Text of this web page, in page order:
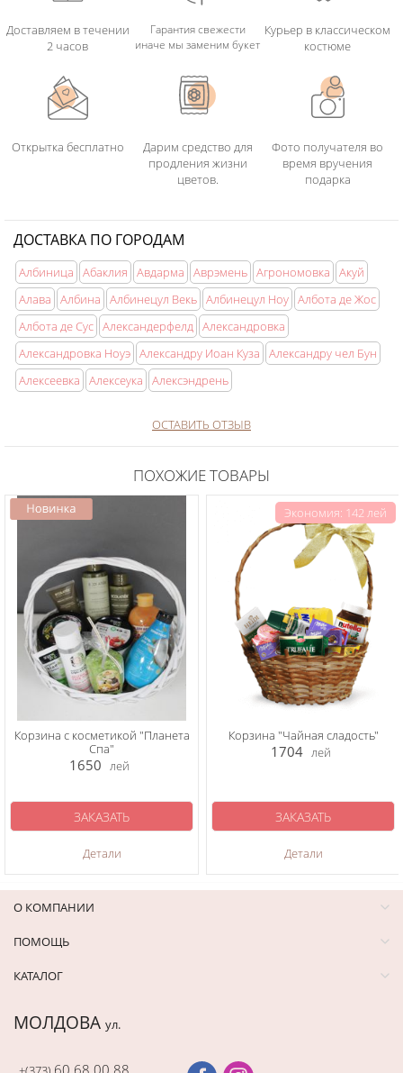
Доставляем в течении
2 часов
Гарантия свежести
иначе мы заменим букет
Курьер в классическом
костюме
Открытка бесплатно
Дарим средство для
продления жизни
цветов.
Фото получателя во
время вручения
подарка
ДОСТАВКА ПО ГОРОДАМ
Албиница Абаклия Авдарма Аврэмень Агрономовка
Акуй
Алава
Албина Албинецул Векь Албинецул Ноу Албота де Жос
Албота де Сус Александерфелд Александровка
Александровка Ноуэ Александру Иоан Куза
Александру чел Бун
Алексеевка
Алексеука Алексэндрень
ОСТАВИТЬ ОТЗЫВ
ПОХОЖИЕ ТОВАРЫ
Корзина с косметикой "Планета
Спа"
1650 лей
Детали
ЗАКАЗАТЬ
Экономия: 142 лей
Корзина "Чайная сладость"
1704 лей
Детали
ЗАКАЗАТЬ
О КОМПАНИИ
ПОМОЩЬ
КАТАЛОГ
МОЛДОВА ул.
60 68 00 88